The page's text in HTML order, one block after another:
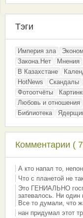
Тэги
Империя зла
Закона.Нет
Мнения
В Казахстане
HotNews
Скандалы
Фотоотчёты
Любовь и отношения
Библиотека
Комментарии (
А кто напал то,
Что с планетой не
Это ГЕНИАЛЬНО
затевалось. Ни
Все то думали, что
нан придумал этот